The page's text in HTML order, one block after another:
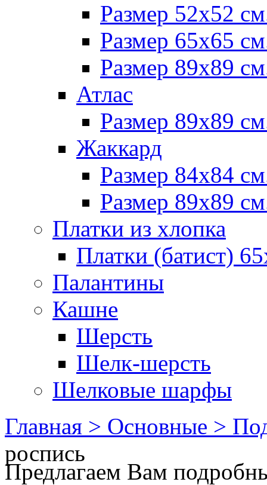
Размер 52х52
Размер 65х65
Размер 89х89
Атлас
Размер 89х89
Жаккард
Размер 84х84
Размер 89х89
Платки из хлопка
Платки (батист)
Палантины
Кашне
Шерсть
Шелк-шерсть
Шелковые шарфы
Главная > Основные >
роспись
Предлагаем Вам